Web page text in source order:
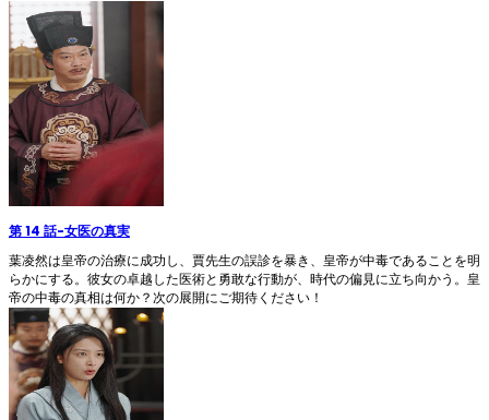
第 14 話-女医の真実
葉凌然は皇帝の治療に成功し、賈先生の誤診を暴き、皇帝が中毒であることを明
らかにする。彼女の卓越した医術と勇敢な行動が、時代の偏見に立ち向かう。皇
帝の中毒の真相は何か？次の展開にご期待ください！